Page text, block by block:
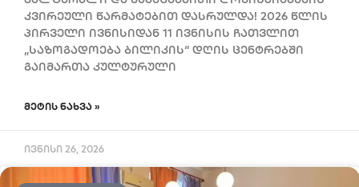
კვირეული წარმატებით დასრულდა! 2026 წლის
პირველი ივნისიდან 11 ივნისის ჩათვლით
„საზოგადოება ბილიკის“ დღის ცენტრებში
გაიმართა კულტურული
ᲛᲔᲢᲘᲡ ᲜᲐᲮᲕᲐ »
ივნისი 26, 2026